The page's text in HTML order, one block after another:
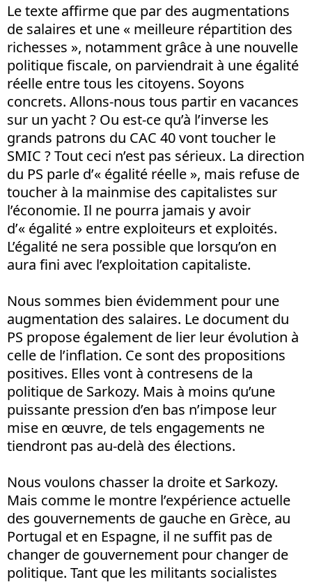
Le texte affirme que par des augmentations
de salaires et une « meilleure répartition des
richesses », notamment grâce à une nouvelle
politique fiscale, on parviendrait à une égalité
réelle entre tous les citoyens. Soyons
concrets. Allons-nous tous partir en vacances
sur un yacht ? Ou est-ce qu’à l’inverse les
grands patrons du CAC 40 vont toucher le
SMIC ? Tout ceci n’est pas sérieux. La direction
du PS parle d’« égalité réelle », mais refuse de
toucher à la mainmise des capitalistes sur
l’économie. Il ne pourra jamais y avoir
d’« égalité » entre exploiteurs et exploités.
L’égalité ne sera possible que lorsqu’on en
aura fini avec l’exploitation capitaliste.
Nous sommes bien évidemment pour une
augmentation des salaires. Le document du
PS propose également de lier leur évolution à
celle de l’inflation. Ce sont des propositions
positives. Elles vont à contresens de la
politique de Sarkozy. Mais à moins qu’une
puissante pression d’en bas n’impose leur
mise en œuvre, de tels engagements ne
tiendront pas au-delà des élections.
Nous voulons chasser la droite et Sarkozy.
Mais comme le montre l’expérience actuelle
des gouvernements de gauche en Grèce, au
Portugal et en Espagne, il ne suffit pas de
changer de gouvernement pour changer de
politique. Tant que les militants socialistes